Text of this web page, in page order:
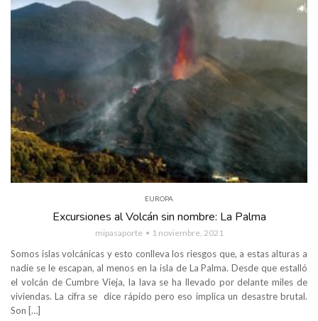
EUROPA
Excursiones al Volcán sin nombre: La Palma
mipasaporte 1 noviembre, 2021
Somos islas volcánicas y esto conlleva los riesgos que, a estas alturas a
nadie se le escapan, al menos en la isla de La Palma. Desde que estalló
el volcán de Cumbre Vieja, la lava se ha llevado por delante miles de
viviendas. La cifra se dice rápido pero eso implica un desastre brutal.
Son […]